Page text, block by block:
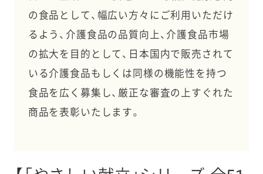
の食品として、幅広い方々にご利用いただけ
るよう、介護食品の品質向上、介護食品市場
の拡大を目的として、日本国内で販売されて
いる介護食品もしくは同様の機能性を持つ
食品を広く募集し、厳正な審査の上すぐれた
商品を表彰いたします。